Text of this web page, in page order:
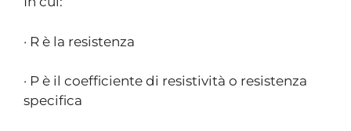
· R è la resistenza
· P è il coefficiente di resistività o resistenza
specifica